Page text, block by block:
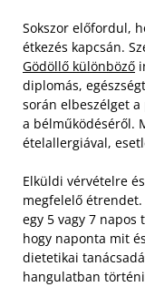
Sokszor előfordul,
étkezés kapcsán.
Gödöllő különböző
diplomás,
során elbeszélget
a bélműködéséről.
ételallergiával,
Elküldi vérvételre
megfelelő
egy 5 vagy 7
hogy naponta mit
dietetikai
hangulatban